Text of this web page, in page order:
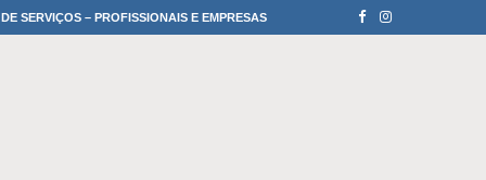
SERVIÇOS – PROFISSIONAIS E EMPRESAS